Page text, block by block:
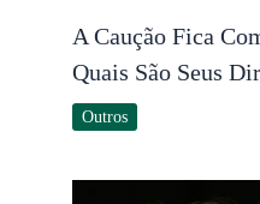
A Caução Fica
Quais São Seus
Outros